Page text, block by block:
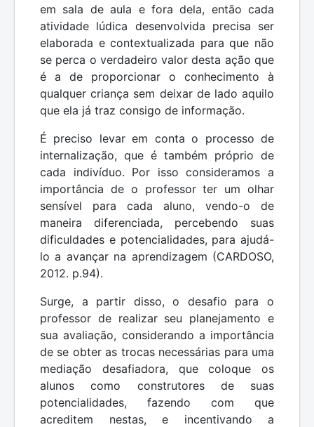
em sala de aula e fora dela, então cada
atividade lúdica desenvolvida precisa ser
elaborada e contextualizada para que não
se perca o verdadeiro valor desta ação que
é a de proporcionar o conhecimento à
qualquer criança sem deixar de lado aquilo
que ela já traz consigo de informação.
É preciso levar em conta o processo de
internalização, que é também próprio de
cada indivíduo. Por isso consideramos a
importância de o professor ter um olhar
sensível para cada aluno, vendo-o de
maneira diferenciada, percebendo suas
dificuldades e potencialidades, para ajudá-
lo a avançar na aprendizagem (CARDOSO,
2012. p.94).
Surge, a partir disso, o desafio para o
professor de realizar seu planejamento e
sua avaliação, considerando a importância
de se obter as trocas necessárias para uma
mediação desafiadora, que coloque os
alunos como construtores de suas
potencialidades, fazendo com que
acreditem nestas, e incentivando a